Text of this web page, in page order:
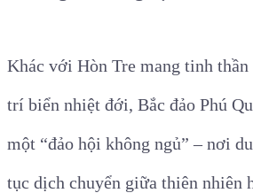
Khác với Hòn Tre mang tinh thần
trí biển nhiệt đới, Bắc đảo Phú
một “đảo hội không ngủ” – nơi
tục dịch chuyển giữa thiên nhiên